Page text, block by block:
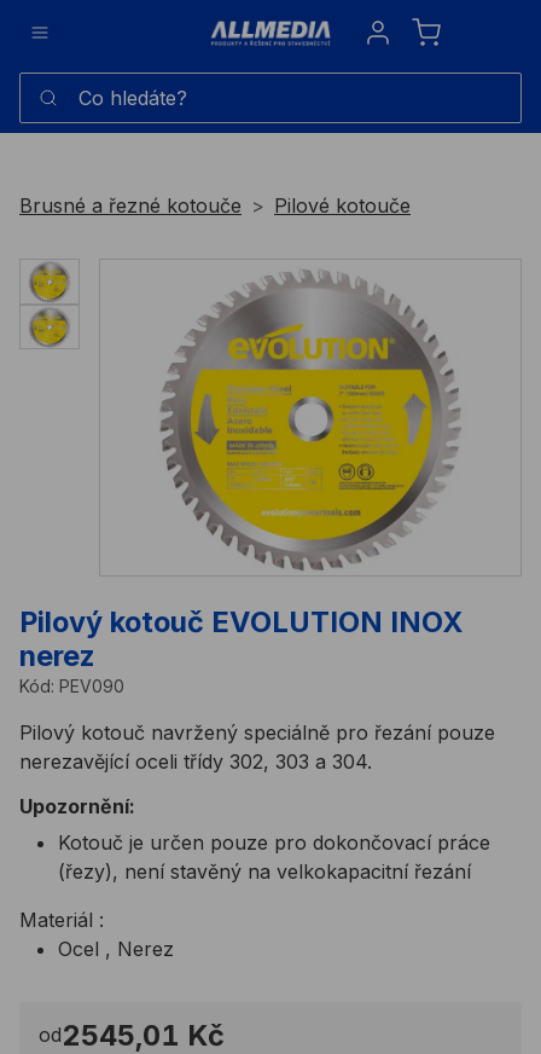
Sign in
Co hledáte?
Brusné a řezné kotouče Pilové kotouče
Pilový kotouč EVOLUTION INOX
nerez
Kód: PEV090
Pilový kotouč navržený speciálně pro řezání pouze
nerezavějící oceli třídy 302, 303 a 304.
Upozornění:
Kotouč je určen pouze pro dokončovací práce
(řezy), není stavěný na velkokapacitní řezání
Materiál :
Ocel , Nerez
od2545,01 Kč